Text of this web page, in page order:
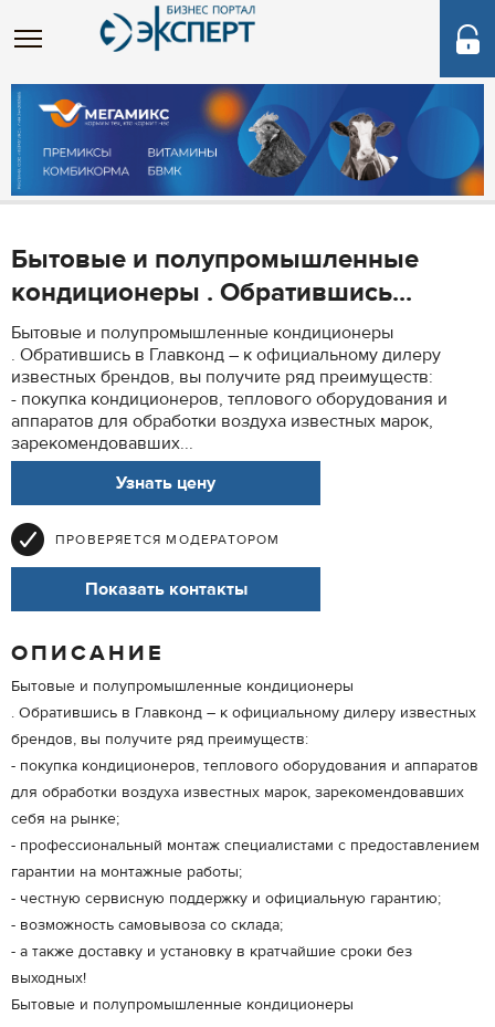
Бытовые и полупромышленные
кондиционеры . Обратившись...
Бытовые и полупромышленные кондиционеры
. Обратившись в Главконд – к официальному дилеру
известных брендов, вы получите ряд преимуществ:
- покупка кондиционеров, теплового оборудования и
аппаратов для обработки воздуха известных марок,
зарекомендовавших...
Узнать цену
ПРОВЕРЯЕТСЯ МОДЕРАТОРОМ
Показать контакты
ОПИСАНИЕ
Бытовые и полупромышленные кондиционеры
. Обратившись в Главконд – к официальному дилеру известных
брендов, вы получите ряд преимуществ:
- покупка кондиционеров, теплового оборудования и аппаратов
для обработки воздуха известных марок, зарекомендовавших
себя на рынке;
- профессиональный монтаж специалистами с предоставлением
гарантии на монтажные работы;
- честную сервисную поддержку и официальную гарантию;
- возможность самовывоза со склада;
- а также доставку и установку в кратчайшие сроки без
выходных!
Бытовые и полупромышленные кондиционеры